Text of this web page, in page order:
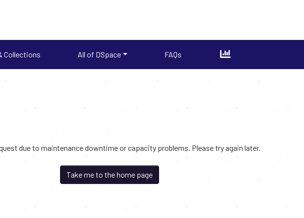
Collections All of DSpace FAQs
due to maintenance downtime or capacity problems. Please try again later.
Take me to the home page